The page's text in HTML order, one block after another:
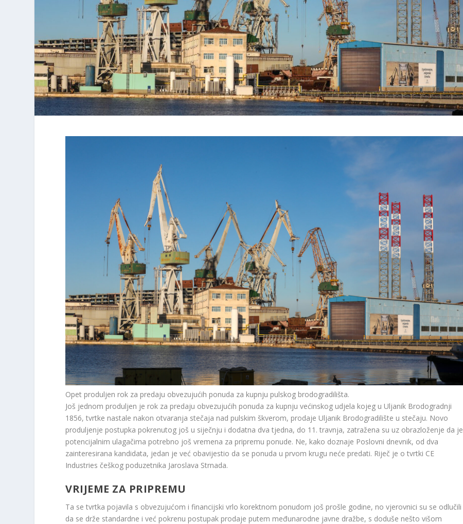
Opet produljen rok za predaju obvezujućih ponuda za kupnju pulskog brodogradilišta.
Još jednom produljen je rok za predaju obvezujućih ponuda za kupnju većinskog udjela kojeg u Uljanik Brodogradnji
1856, tvrtke nastale nakon otvaranja stečaja nad pulskim škverom, prodaje Uljanik Brodogradilište u stečaju. Novo
produljenje postupka pokrenutog još u siječnju i dodatna dva tjedna, do 11. travnja, zatražena su uz obrazloženje da je
potencijalnim ulagačima potrebno još vremena za pripremu ponude. Ne, kako doznaje Poslovni dnevnik, od dva
zainteresirana kandidata, jedan je već obavijestio da se ponuda u prvom krugu neće predati. Riječ je o tvrtki CE
Industries češkog poduzetnika Jaroslava Strnada.
VRIJEME ZA PRIPREMU
Ta se tvrtka pojavila s obvezujućom i financijski vrlo korektnom ponudom još prošle godine, no vjerovnici su se odlučili
da se drže standardne i već pokrenu postupak prodaje putem međunarodne javne dražbe, s doduše nešto višom